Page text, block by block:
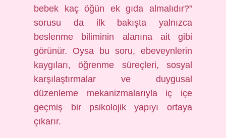
bebek kaç öğün ek gıda almalıdır?”
sorusu da ilk bakışta yalnızca
beslenme biliminin alanına ait gibi
görünür. Oysa bu soru, ebeveynlerin
kaygıları, öğrenme süreçleri, sosyal
karşılaştırmalar ve duygusal
düzenleme mekanizmalarıyla iç içe
geçmiş bir psikolojik yapıyı ortaya
çıkarır.